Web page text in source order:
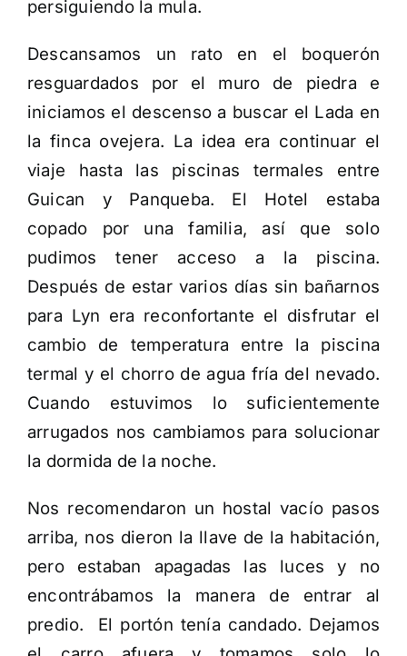
persiguiendo la mula.
Descansamos un rato en el boquerón
resguardados por el muro de piedra e
iniciamos el descenso a buscar el Lada en
la finca ovejera. La idea era continuar el
viaje hasta las piscinas termales entre
Guican y Panqueba. El Hotel estaba
copado por una familia, así que solo
pudimos tener acceso a la piscina.
Después de estar varios días sin bañarnos
para Lyn era reconfortante el disfrutar el
cambio de temperatura entre la piscina
termal y el chorro de agua fría del nevado.
Cuando estuvimos lo suficientemente
arrugados nos cambiamos para solucionar
la dormida de la noche.
Nos recomendaron un hostal vacío pasos
arriba, nos dieron la llave de la habitación,
pero estaban apagadas las luces y no
encontrábamos la manera de entrar al
predio. El portón tenía candado. Dejamos